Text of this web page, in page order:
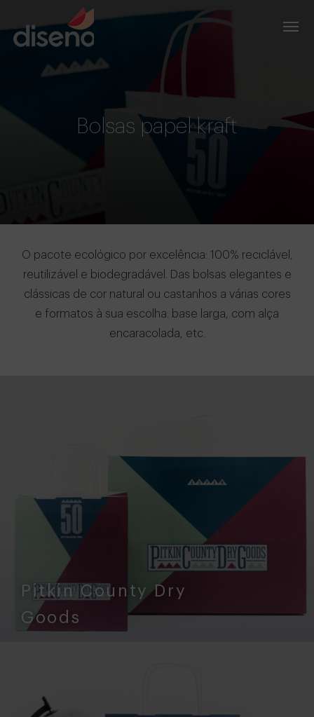
Bolsas papel kraft
O pacote ecológico por excelência: 100% reciclável,
reutilizável e biodegradável. Das bolsas elegantes e
clássicas de cor natural ou castanhos a várias cores
e formatos à sua escolha: base larga, com alça
encaracolada, etc.
Pitkin County Dry
Goods